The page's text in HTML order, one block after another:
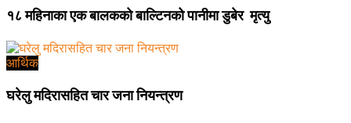
१८ महिनाका एक बालकको बाल्टिनको पानीमा डुबेर मृत्यु
आर्थिक
घरेलु मदिरासहित चार जना नियन्त्रण